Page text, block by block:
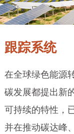
跟踪系统
在全球绿色能源
碳发展都提出新
可持续的特性，
并在推动碳达峰